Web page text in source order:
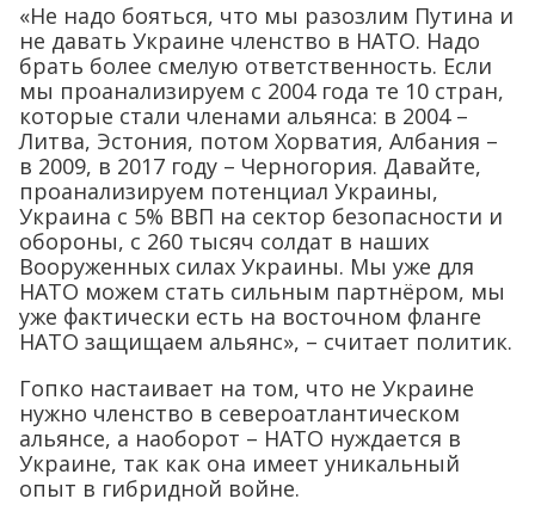
«Не надо бояться, что мы разозлим Путина и
не давать Украине членство в НАТО. Надо
брать более смелую ответственность. Если
мы проанализируем с 2004 года те 10 стран,
которые стали членами альянса: в 2004 –
Литва, Эстония, потом Хорватия, Албания –
в 2009, в 2017 году – Черногория. Давайте,
проанализируем потенциал Украины,
Украина с 5% ВВП на сектор безопасности и
обороны, с 260 тысяч солдат в наших
Вооруженных силах Украины. Мы уже для
НАТО можем стать сильным партнёром, мы
уже фактически есть на восточном фланге
НАТО защищаем альянс», – считает политик.
Гопко настаивает на том, что не Украине
нужно членство в североатлантическом
альянсе, а наоборот – НАТО нуждается в
Украине, так как она имеет уникальный
опыт в гибридной войне.